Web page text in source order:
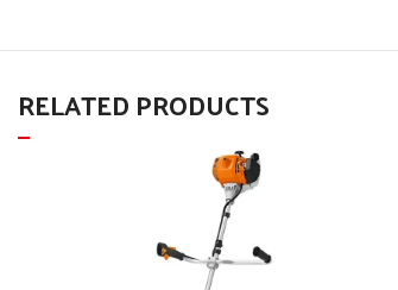
RELATED PRODUCTS